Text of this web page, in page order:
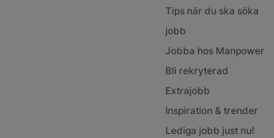
Tips när du ska söka
jobb
Jobba hos Manpower
Bli rekryterad
Extrajobb
Inspiration & trender
Lediga jobb just nu!